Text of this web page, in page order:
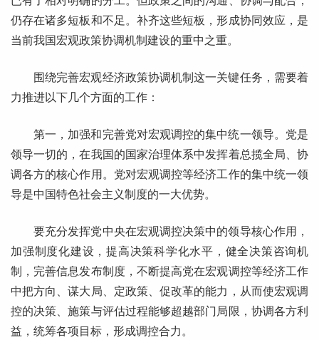
仍存在诸多短板和不足。补齐这些短板，形成协同效应，是
当前我国宏观政策协调机制建设的重中之重。
围绕完善宏观经济政策协调机制这一关键任务，需要着
力推进以下几个方面的工作：
第一，加强和完善党对宏观调控的集中统一领导。党是
领导一切的，在我国的国家治理体系中发挥着总揽全局、协
调各方的核心作用。党对宏观调控等经济工作的集中统一领
导是中国特色社会主义制度的一大优势。
要充分发挥党中央在宏观调控决策中的领导核心作用，
加强制度化建设，提高决策科学化水平，健全决策咨询机
制，完善信息发布制度，不断提高党在宏观调控等经济工作
中把方向、谋大局、定政策、促改革的能力，从而使宏观调
控的决策、施策与评估过程能够超越部门局限，协调各方利
益，统筹各项目标，形成调控合力。